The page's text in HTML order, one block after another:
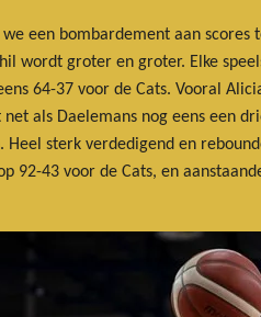
een bombardement aan
wordt groter en groter. Elke
64-37 voor de Cats. Vooral
als Daelemans nog eens een
sterk verdedigend en
92-43 voor de Cats, en